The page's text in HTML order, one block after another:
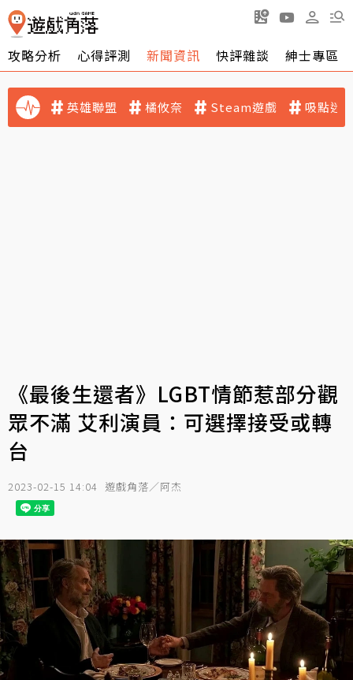
攻略分析 心得評測 新聞資訊 快評雜談 紳士專區
英雄聯盟 橘攸奈 Steam遊戲 吸點迷
《最後生還者》LGBT情節惹部分觀
眾不滿 艾利演員：可選擇接受或轉
台
2023-02-15 14:04 遊戲角落／阿杰